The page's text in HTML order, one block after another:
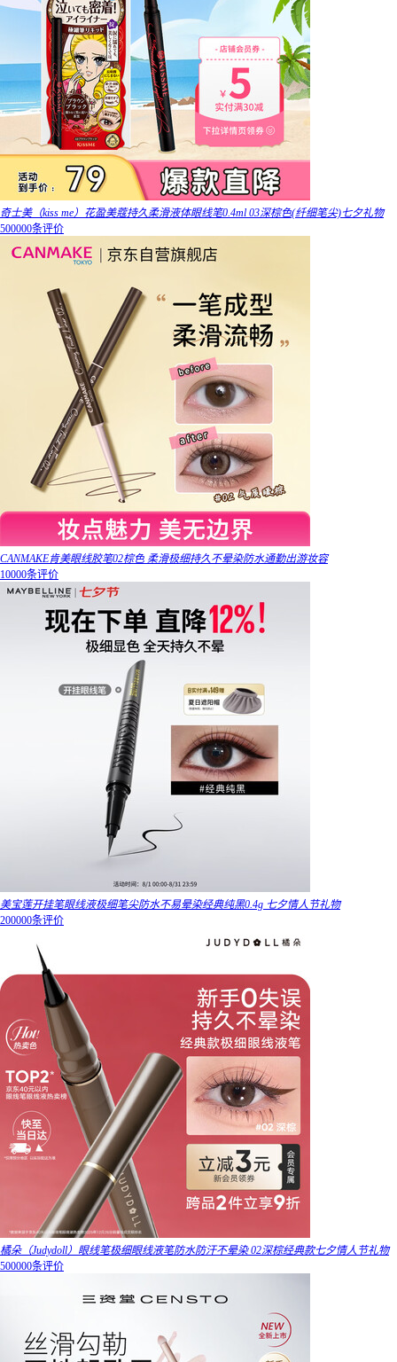
奇士美（kiss me）花盈美蔻持久柔滑液体眼线笔0.4ml 03深棕色(纤细笔尖)七夕礼物
500000条评价
CANMAKE肯美眼线胶笔02棕色 柔滑极细持久不晕染防水通勤出游妆容
10000条评价
美宝莲开挂笔眼线液极细笔尖防水不易晕染经典纯黑0.4g 七夕情人节礼物
200000条评价
橘朵（Judydoll）眼线笔极细眼线液笔防水防汗不晕染 02深棕经典款七夕情人节礼物
500000条评价